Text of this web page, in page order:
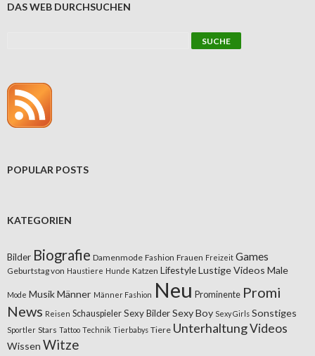
DAS WEB DURCHSUCHEN
POPULAR POSTS
KATEGORIEN
Bilder Biografie Damenmode Fashion Frauen Freizeit Games
Geburtstag von Haustiere Hunde Katzen LifestyleLustige Videos Male
Mode MusikMänner Männer Fashion Neu Prominente Promi
News Reisen Schauspieler Sexy BilderSexy Boy Sexy Girls Sonstiges
Sportler Stars Tattoo Technik Tierbabys Tiere UnterhaltungVideos
Wissen Witze